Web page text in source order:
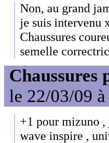
Non, au grand
je suis intervenu
Chaussures
semelle
Chaussures
le 22/03/09
+1 pour mizuno ,
wave inspire ,